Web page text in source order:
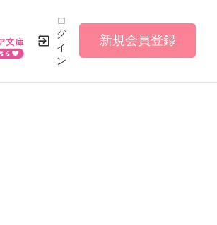
ロ
グ
イ
ン
新規会員登録